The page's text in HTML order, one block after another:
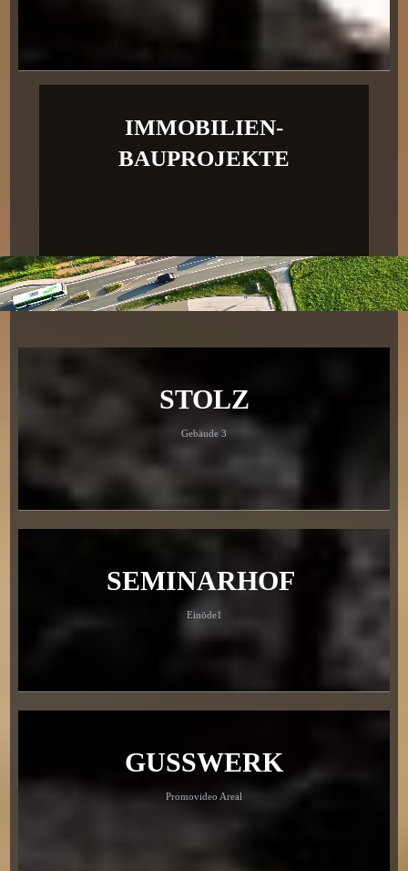
IMMOBILIEN-
BAUPROJEKTE
STOLZ
Gebäude 3
SEMINARHOF
Einöde1
GUSSWERK
Promovideo Areal